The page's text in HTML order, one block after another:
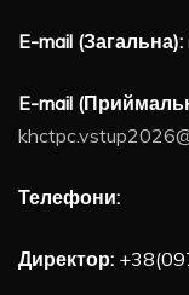
E-mail (Загальна):
E-mail
Телефони:
Директор: